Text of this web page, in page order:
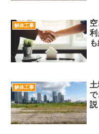
解体工事
利
解体工事
で
説